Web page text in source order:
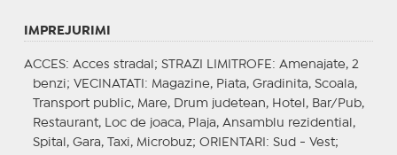
IMPREJURIMI
ACCES: Acces stradal; STRAZI LIMITROFE : Amenajate, 2
benzi; VECINATATI : Magazine, Piata, Gradinita, Scoala,
Transport public, Mare, Drum judetean, Hotel, Bar/Pub,
Restaurant, Loc de joaca, Plaja, Ansamblu rezidential,
Spital, Gara, Taxi, Microbuz; ORIENTARI : Sud - Vest;